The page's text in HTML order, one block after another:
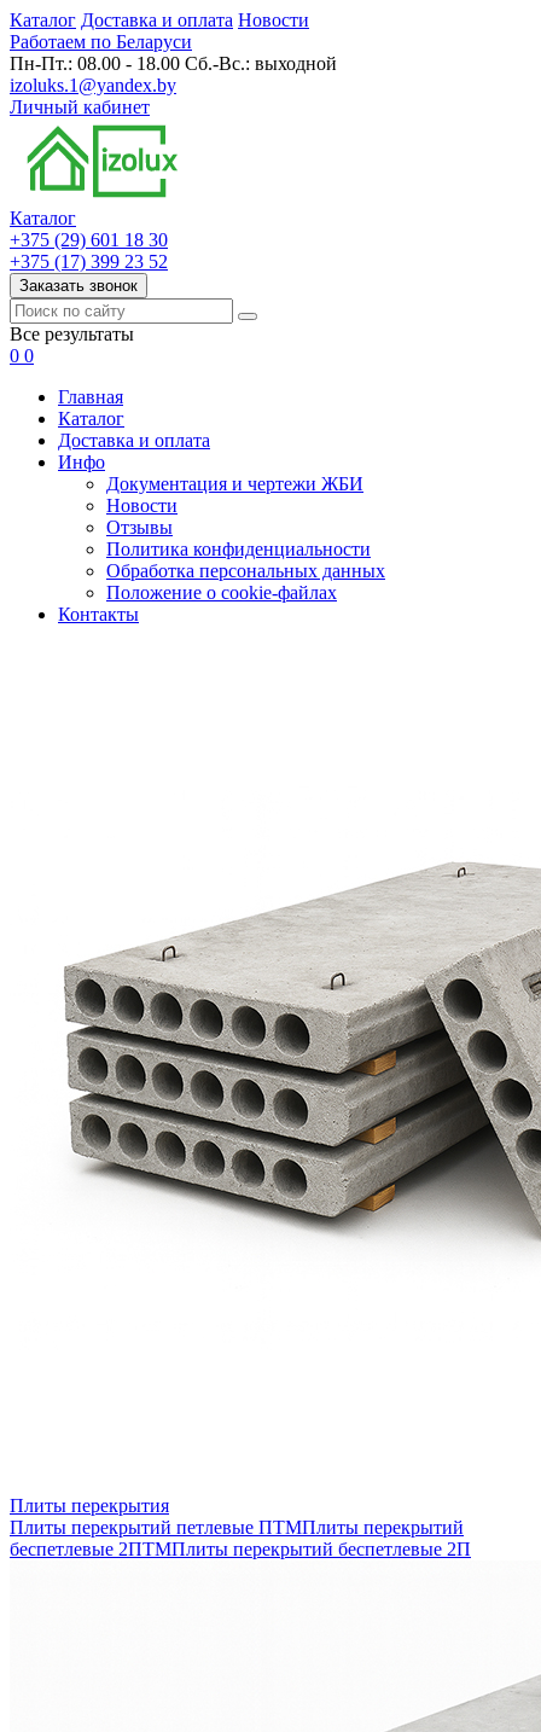
Каталог Доставка и оплата Новости
Работаем по Беларуси
Пн-Пт.: 08.00 - 18.00 Сб.-Вс.: выходной
izoluks.1@yandex.by
Личный кабинет
Каталог
+375 (29) 601 18 30
+375 (17) 399 23 52
Заказать звонок
Все результаты
0 0
Главная
Каталог
Доставка и оплата
Инфо
Документация и чертежи ЖБИ
Новости
Отзывы
Политика конфиденциальности
Обработка персональных данных
Положение о cookie-файлах
Контакты
Плиты перекрытия
Плиты перекрытий петлевые ПТМПлиты перекрытий
беспетлевые 2ПТМПлиты перекрытий беспетлевые 2П